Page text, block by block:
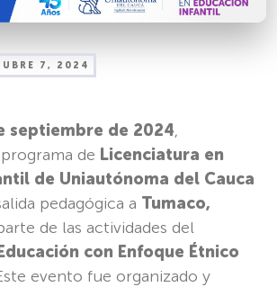
7, 2024
septiembre de 2024,
de Licenciatura en
de Uniautónoma del Cauca
pedagógica a Tumaco,
de las actividades del
con Enfoque Étnico
evento fue organizado y